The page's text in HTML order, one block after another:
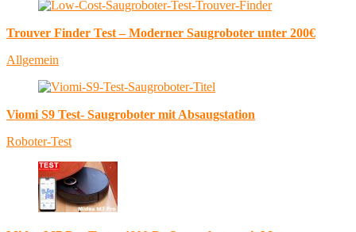
Trouver Finder Test – Moderner Saugroboter unter 200€
Allgemein
Viomi S9 Test- Saugroboter mit Absaugstation
Roboter-Test